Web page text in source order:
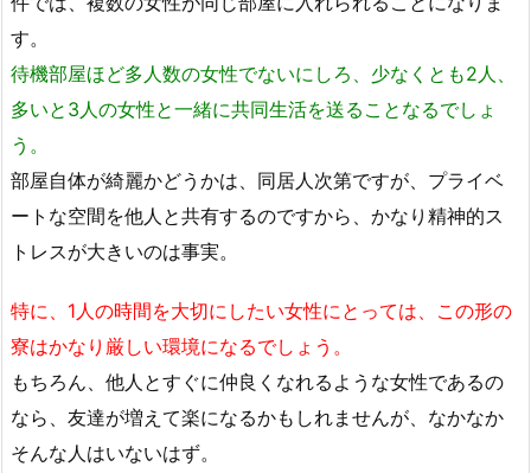
す。
待機部屋ほど多人数の女性でないにしろ、少なくとも2人、
多いと3人の女性と一緒に共同生活を送ることなるでしょ
う。
部屋自体が綺麗かどうかは、同居人次第ですが、プライベ
ートな空間を他人と共有するのですから、かなり精神的ス
トレスが大きいのは事実。
特に、1人の時間を大切にしたい女性にとっては、この形の
寮はかなり厳しい環境になるでしょう。
もちろん、他人とすぐに仲良くなれるような女性であるの
なら、友達が増えて楽になるかもしれませんが、なかなか
そんな人はいないはず。